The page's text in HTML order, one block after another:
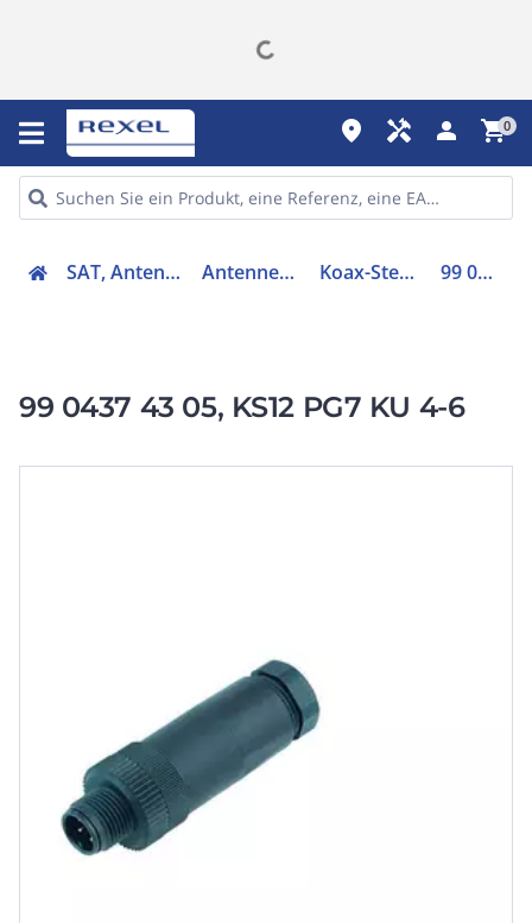
place handyman person shopping_cart0
SAT, Antenne, Telefonie Antennen - Zubehör Koax-Steckverbinder 99 0437 43 05
99 0437 43 05, KS12 PG7 KU 4-6